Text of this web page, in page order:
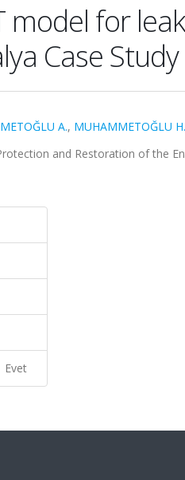
model for
Case Study
A., MUHAMMETOĞLU H.
and Restoration of the
Evet